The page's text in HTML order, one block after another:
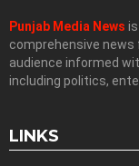
Punjab Media News
comprehensive news
audience informed
including politics,
LINKS